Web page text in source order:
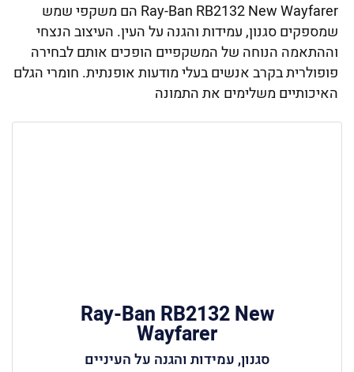
Ray-Ban RB2132 New Wayfarer הם משקפי שמש
שמספקים סגנון, עמידות והגנה על העין. העיצוב הנצחי
וההתאמה הנוחה של המשקפיים הופכים אותם לבחירה
פופולרית בקרב אנשים בעלי מודעות אופנתית. חומרי הגלם
האיכותיים משלימים את התמונה
Ray-Ban RB2132 New
Wayfarer
סגנון, עמידות והגנה על העיניים